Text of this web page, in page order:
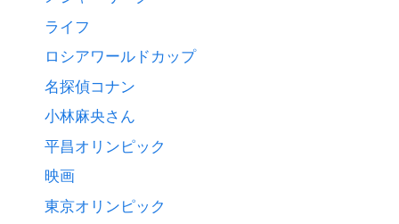
ライフ
ロシアワールドカップ
名探偵コナン
小林麻央さん
平昌オリンピック
映画
東京オリンピック